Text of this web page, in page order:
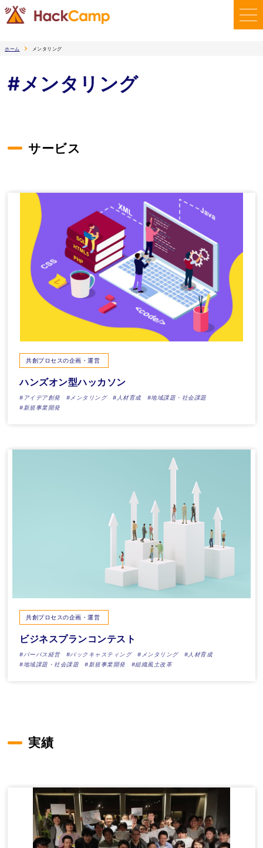
ホーム メンタリング
#メンタリング
サービス
共創プロセスの企画・運営
ハンズオン型ハッカソン
#アイデア創発 #メンタリング #人材育成
#地域課題・社会課題
#新規事業開発
共創プロセスの企画・運営
ビジネスプランコンテスト
#パーパス経営 #バックキャスティング #メンタリング
#人材育成
#地域課題・社会課題
#新規事業開発 #組織風土改革
実績